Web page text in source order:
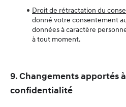
Droit de rétractation du
donné votre consentement
données à caractère
à tout moment.
9. Changements apportés
confidentialité